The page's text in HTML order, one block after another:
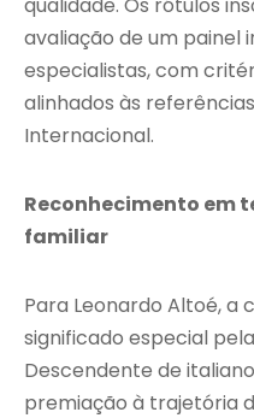
avaliação de um painel
especialistas, com
alinhados às
Internacional.
Reconhecimento em
familiar
Para Leonardo Altoé, a
significado especial
Descendente de
premiação à trajetória